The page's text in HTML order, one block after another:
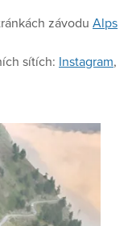
závodu Alps
sítích: Instagram,